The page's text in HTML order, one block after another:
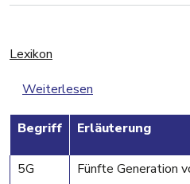
Lexikon
Weiterlesen
Begriff Erläuterung
5G
Fünfte Generation